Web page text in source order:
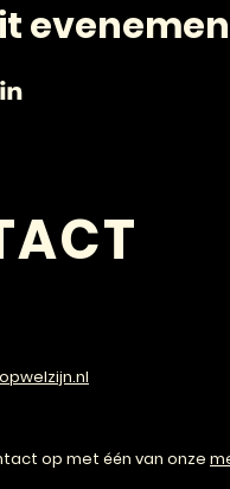
op met één van onze